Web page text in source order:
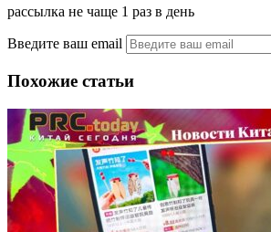
рассылка не чаще 1 раз в день
Введите ваш email
Похожие статьи